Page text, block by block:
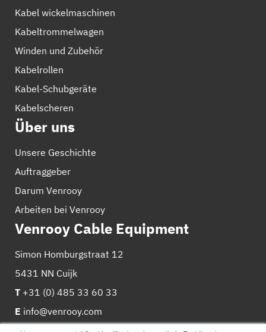
Kabel wickelmaschinen
Kabeltrommelwagen
Winden und Zubehör
Kabelrollen
Kabel-Schubgeräte
Kabelscheren
Über uns
Unsere Geschichte
Auftraggeber
Darum Venrooy
Arbeiten bei Venrooy
Venrooy Cable Equipment
Simon Homburgstraat 12
5431 NN Cuijk
T +31 (0) 485 33 60 33
E info@venrooy.com